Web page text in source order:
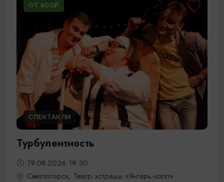
ОТ 800₽
СПЕКТАКЛИ
Турбулентность
19.08.2026 19:30
Светлогорск, Театр эстрады «Янтарь-холл»